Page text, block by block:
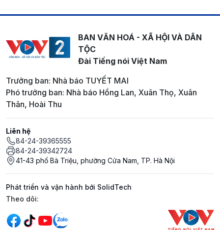
BAN VĂN HOÁ - XÃ HỘI VÀ DÂN
TỘC
Đài Tiếng nói Việt Nam
Trưởng ban: Nhà báo TUYẾT MAI
Phó trưởng ban: Nhà báo Hồng Lan, Xuân Thọ, Xuân
Thân, Hoài Thu
Liên hệ
84-24-39365555
84-24-39342724
41-43 phố Bà Triệu, phường Cửa Nam, TP. Hà Nội
Phát triển và vận hành bởi SolidTech
Mạng xã hội
Theo dõi: